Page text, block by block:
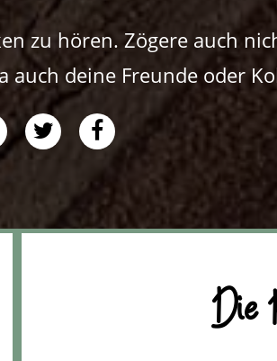
zu hören. Zögere auch
deine Freunde oder
share share
Die